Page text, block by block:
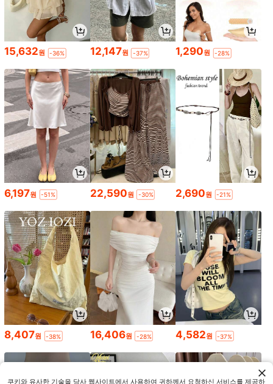
15,632원 -36% 12,147원 -37% 1,290원 -28%
6,197원 -51% 22,590원 -30% 2,690원 -21%
8,407원 -38% 16,406원 -28% 4,582원 -37%
쿠키와 유사한 기술을 당사 웹사이트에서 사용하여 귀하께서 요청하신 서비스를 제공하